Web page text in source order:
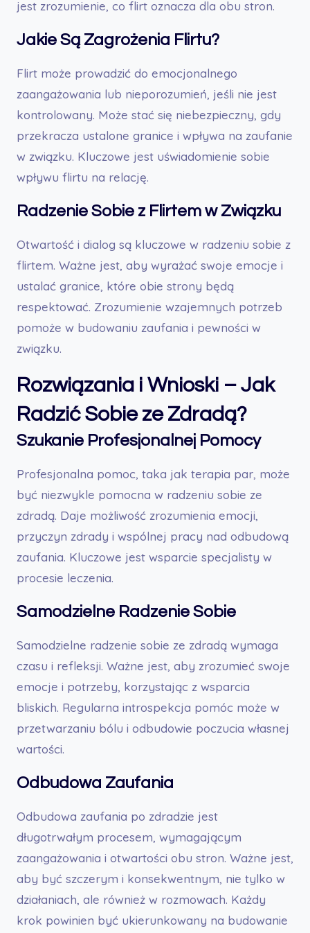
jest zrozumienie, co flirt oznacza dla obu stron.
Jakie Są Zagrożenia Flirtu?
Flirt może prowadzić do emocjonalnego
zaangażowania lub nieporozumień, jeśli nie jest
kontrolowany. Może stać się niebezpieczny, gdy
przekracza ustalone granice i wpływa na zaufanie
w związku. Kluczowe jest uświadomienie sobie
wpływu flirtu na relację.
Radzenie Sobie z Flirtem w Związku
Otwartość i dialog są kluczowe w radzeniu sobie z
flirtem. Ważne jest, aby wyrażać swoje emocje i
ustalać granice, które obie strony będą
respektować. Zrozumienie wzajemnych potrzeb
pomoże w budowaniu zaufania i pewności w
związku.
Rozwiązania i Wnioski – Jak
Radzić Sobie ze Zdradą?
Szukanie Profesjonalnej Pomocy
Profesjonalna pomoc, taka jak terapia par, może
być niezwykle pomocna w radzeniu sobie ze
zdradą. Daje możliwość zrozumienia emocji,
przyczyn zdrady i wspólnej pracy nad odbudową
zaufania. Kluczowe jest wsparcie specjalisty w
procesie leczenia.
Samodzielne Radzenie Sobie
Samodzielne radzenie sobie ze zdradą wymaga
czasu i refleksji. Ważne jest, aby zrozumieć swoje
emocje i potrzeby, korzystając z wsparcia
bliskich. Regularna introspekcja pomóc może w
przetwarzaniu bólu i odbudowie poczucia własnej
wartości.
Odbudowa Zaufania
Odbudowa zaufania po zdradzie jest
długotrwałym procesem, wymagającym
zaangażowania i otwartości obu stron. Ważne jest,
aby być szczerym i konsekwentnym, nie tylko w
działaniach, ale również w rozmowach. Każdy
krok powinien być ukierunkowany na budowanie